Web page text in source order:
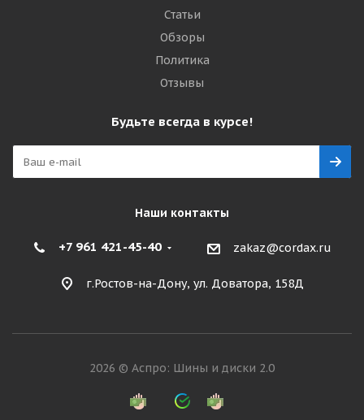
Статьи
Обзоры
Политика
Отзывы
Будьте всегда в курсе!
Наши контакты
+7 961 421-45-40 zakaz@cordax.ru
г.Ростов-на-Дону, ул. Доватора, 158Д
2026 © Аспро: Шины и диски 2.0